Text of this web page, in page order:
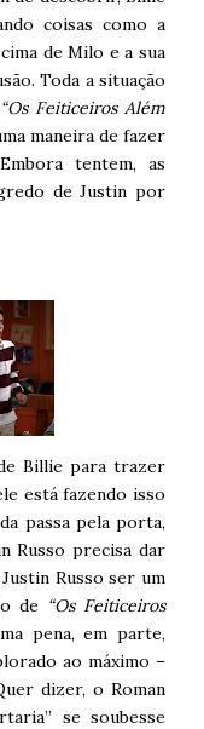
coisas como a
de Milo e a sua
Toda a situação
“Os Feiticeiros Além
maneira de fazer
tentem, as
de Justin por
Billie para trazer
está fazendo isso
passa pela porta,
Russo precisa dar
Russo ser um
de “Os Feiticeiros
pena, em parte,
ao máximo –
dizer, o Roman
se soubesse